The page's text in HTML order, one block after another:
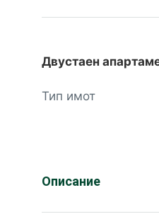
Двустаен
Тип имот
Описание